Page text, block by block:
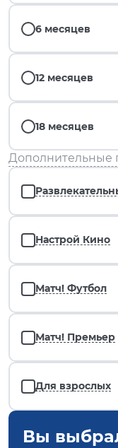
6 месяцев
12 месяцев
18 месяцев
Дополнительные
Настрой Кино
Матч! Футбол
Матч! Премьер
Для взрослых
Вы